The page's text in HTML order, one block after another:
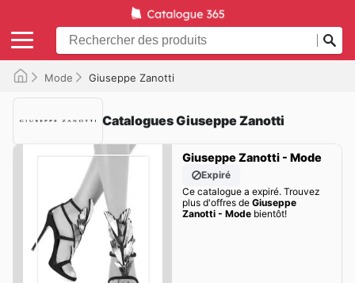
Mode Giuseppe Zanotti
Catalogues Giuseppe Zanotti
Giuseppe Zanotti - Mode
Expiré
Ce catalogue a expiré. Trouvez
plus d'offres de Giuseppe
Zanotti - Modebientôt!